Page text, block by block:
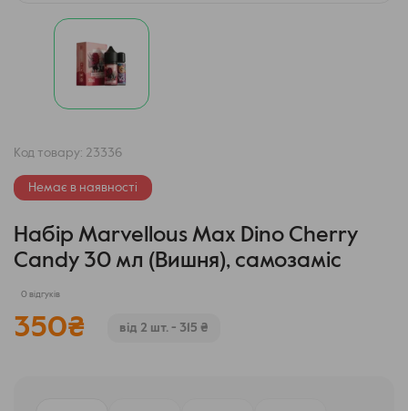
Код товару: 23336
Немає в наявності
Набір Marvellous Max Dino Cherry
Candy 30 мл (Вишня), самозаміс
0 відгуків
350₴ від 2 шт. - 315 ₴